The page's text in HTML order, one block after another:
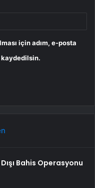
için adım, e-posta
kaydedilsin.
Bahis Operasyonu